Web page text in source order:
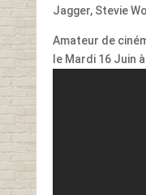
Jagger, Stevie
Amateur de
le Mardi 16 Juin